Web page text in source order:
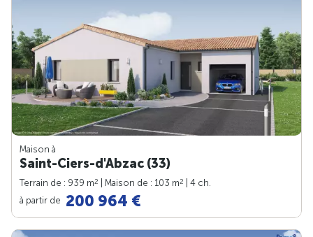
Maison à
Saint-Ciers-d'Abzac (33)
Terrain de : 939 m2 | Maison de : 103 m2
| 4 ch.
à partir de 200 964 €